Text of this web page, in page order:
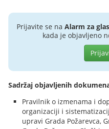
Prijavite se na Alarm za
kada je objavljeno
Sadržaj objavljenih
Pravilnik o izmenama i
organizaciji i
upravi Grada Požarevca,